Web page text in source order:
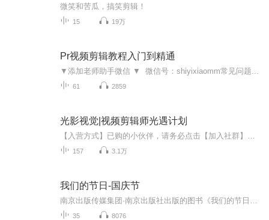
微笑和苦瓜，搞笑剪辑！
15 19万
Pr视频剪辑教程入门到精通
▼添加老师助手微信 ▼ 微信号：shiyixiaomm常见问题...
61 2859
光影视觉|视频剪辑师光遇计划
157 3.1万
我们的节日-国庆节
35 8076